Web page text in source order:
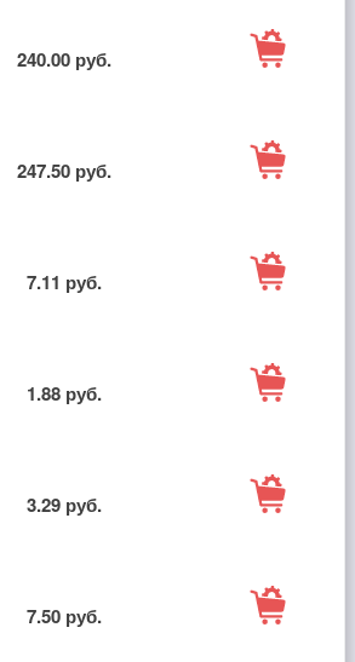
240.00 руб.
В
корзину
247.50 руб.
В
корзину
7.11 руб.
В
корзину
1.88 руб.
В
корзину
3.29 руб.
В
корзину
7.50 руб.
В
корзину